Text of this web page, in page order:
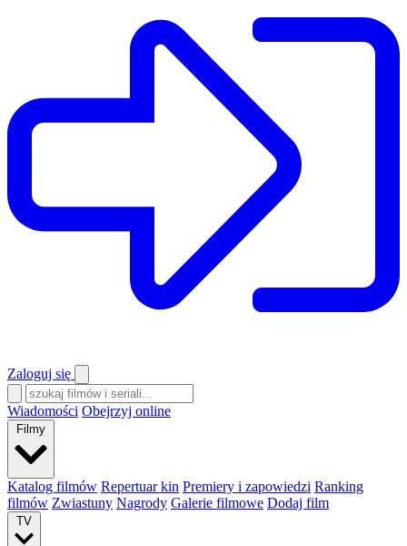
Zaloguj się
Wiadomości Obejrzyj online
Filmy
Katalog filmów Repertuar kin Premiery i zapowiedzi Ranking
filmów Zwiastuny Nagrody Galerie filmowe Dodaj film
TV